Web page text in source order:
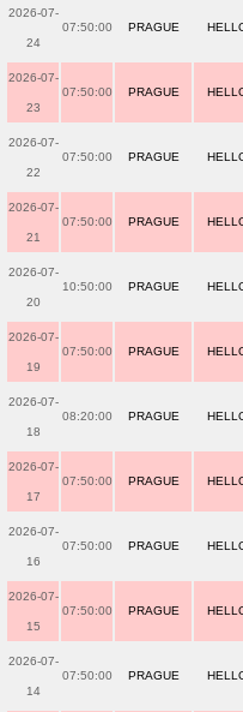
2026-07-
24
07:50:00 PRAGUE
2026-07-
23
07:50:00 PRAGUE
2026-07-
22
07:50:00 PRAGUE
2026-07-
21
07:50:00 PRAGUE
2026-07-
20
10:50:00 PRAGUE
2026-07-
19
07:50:00 PRAGUE
2026-07-
18
08:20:00 PRAGUE
2026-07-
17
07:50:00 PRAGUE
2026-07-
16
07:50:00 PRAGUE
2026-07-
15
07:50:00 PRAGUE
2026-07-
14
07:50:00 PRAGUE